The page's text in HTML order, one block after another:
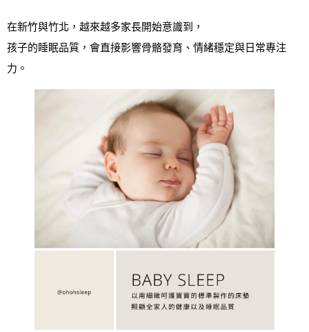
在新竹與竹北，越來越多家長開始意識到，
孩子的睡眠品質，會直接影響骨骼發育、情緒穩定與日常專注
力。